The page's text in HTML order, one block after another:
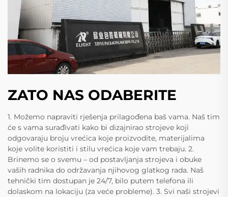
ZATO NAS ODABERITE
1. Možemo napraviti rješenja prilagođena baš vama. Naš tim
će s vama surađivati kako bi dizajnirao strojeve koji
odgovaraju broju vrećica koje proizvodite, materijalima
koje volite koristiti i stilu vrećica koje vam trebaju. 2.
Brinemo se o svemu – od postavljanja strojeva i obuke
vaših radnika do održavanja njihovog glatkog rada. Naš
tehnički tim dostupan je 24/7, bilo putem telefona ili
dolaskom na lokaciju (za veće probleme). 3. Svi naši strojevi